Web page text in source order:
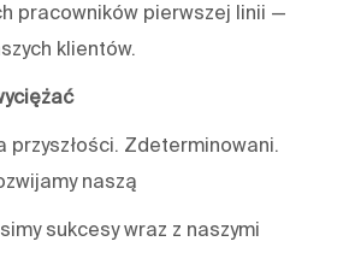
pracowników pierwszej linii —
klientów.
przyszłości. Zdeterminowani.
naszą
sukcesy wraz z naszymi